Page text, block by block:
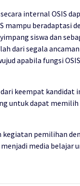
internal OSIS
mampu beradaptasi
siswa dan
dari segala
apabila fungsi
keempat kandidat
untuk dapat
kegiatan pemilihan
media belajar